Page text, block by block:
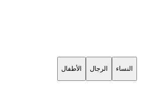
النساء الرجال الأطفال